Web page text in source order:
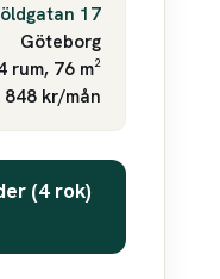
17
Göteborg
rum, 76 m²
848 kr/mån
(4 rok)